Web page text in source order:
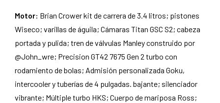
Motor: Brian Crower kit de carrera de 3.4 litros; pistones
Wiseco; varillas de águila; Cámaras Titan GSC S2; cabeza
portada y pulida; tren de válvulas Manley construido por
@John_wre; Precision GT42 7675 Gen 2 turbo con
rodamiento de bolas; Admisión personalizada Goku,
intercooler y tuberías de 4 pulgadas. bajante; silenciador
vibrante; Múltiple turbo HKS; Cuerpo de mariposa Ross;